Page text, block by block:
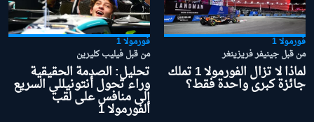
فورمولا 1
من قبل جينيفر فريزينغر
لماذا لا تزال الفورمولا 1 تملك
جائزة كبرى واحدة فقط؟
فورمولا 1
من قبل فيليب كليرين
تحليل: الصدمة الحقيقية
وراء تحول أنتونيللي السريع
إلى منافس على لقب
الفورمولا 1